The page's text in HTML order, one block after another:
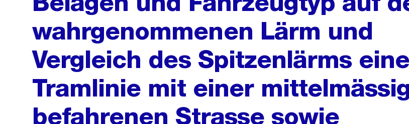
wahrgenommenen Lärm und
Vergleich des Spitzenlärms
Tramlinie mit einer
befahrenen Strasse sowie